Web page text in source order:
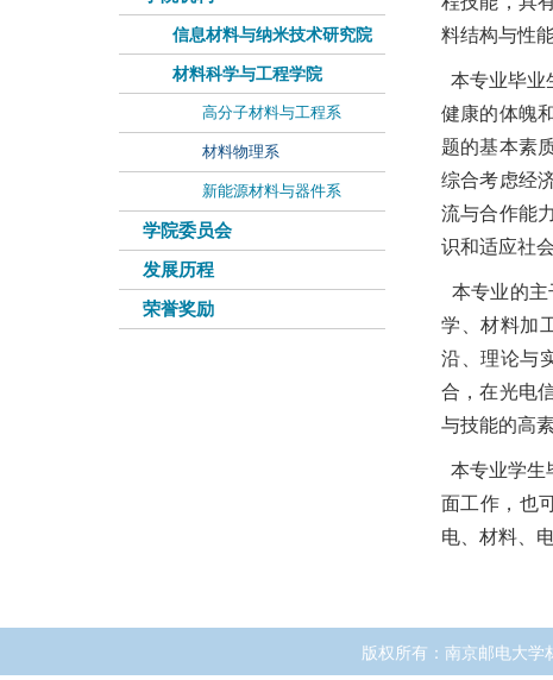
信息材料与纳米技术研究院
材料科学与工程学院
高分子材料与工程系
材料物理系
新能源材料与器件系
学院委员会
发展历程
荣誉奖励
料结构与性
本专业毕业
健康的体魄
题的基本素
综合考虑经
流与合作能
识和适应社
本专业的
学、材料加
沿、理论与
合，在光电
与技能的高
本专业学生
面工作，也
电、材料、
版权所有：南京邮电大